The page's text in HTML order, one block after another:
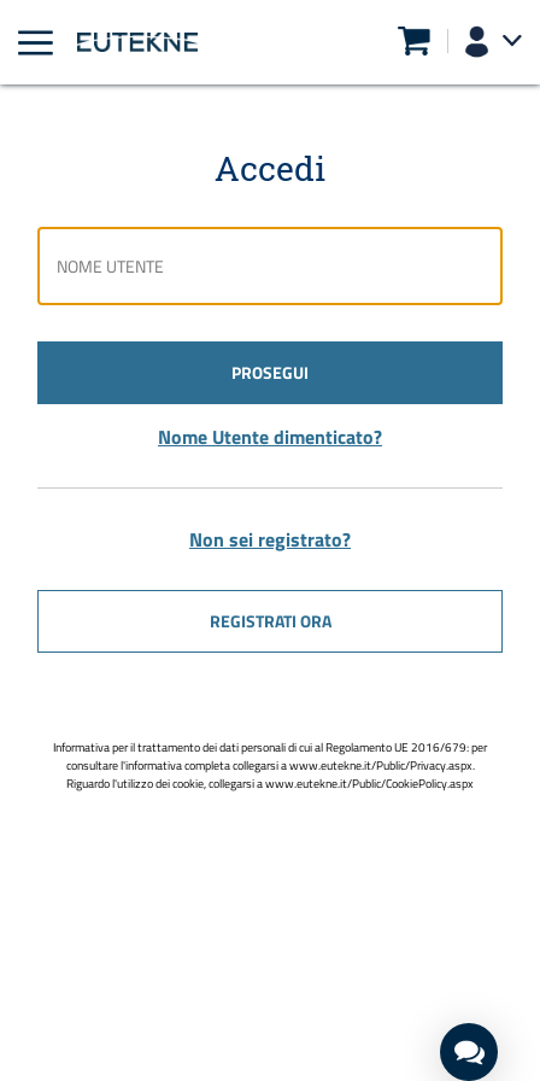
Accedi
PROSEGUI
Nome Utente dimenticato?
Non sei registrato?
REGISTRATI ORA
Informativa per il trattamento dei dati personali di cui al Regolamento UE 2016/679: per
consultare l'informativa completa collegarsi awww.eutekne.it/Public/Privacy.aspx.
Riguardo l'utilizzo dei cookie, collegarsi awww.eutekne.it/Public/CookiePolicy.aspx